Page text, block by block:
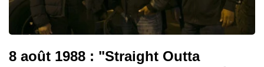
8 août 1988 : "Straight Outta